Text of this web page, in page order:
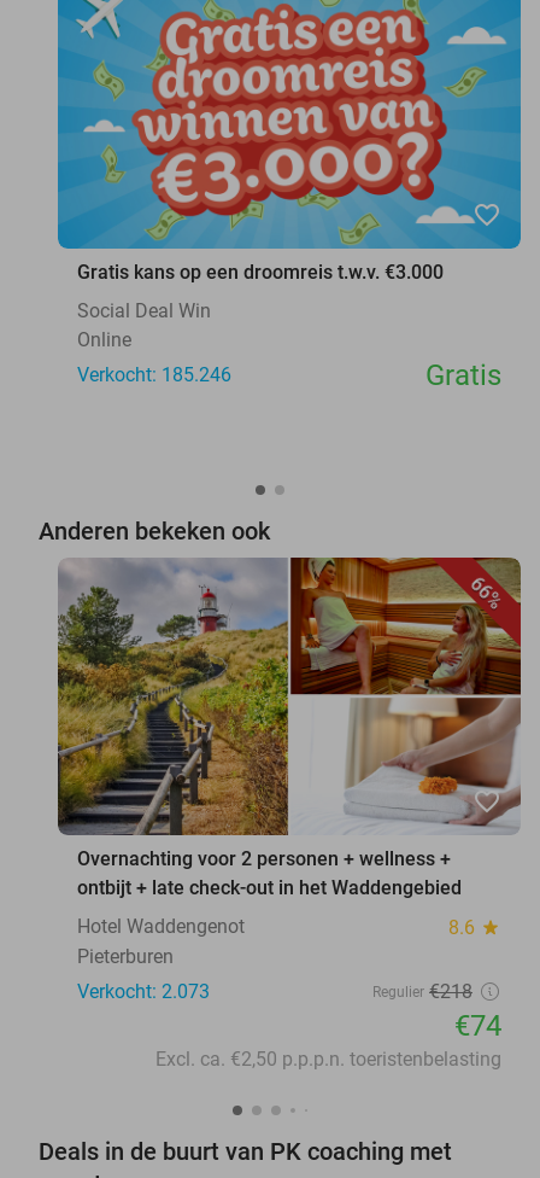
favorite_border
Gratis kans op een droomreis t.w.v. €3.000
Social Deal Win
Online
Verkocht: 185.246
Gratis
Anderen bekeken ook
66%
favorite_border
Overnachting voor 2 personen + wellness +
ontbijt + late check-out in het Waddengebied
Hotel Waddengenot
8.6 star
Pieterburen
Verkocht: 2.073
Regulier €218
€74
Excl. ca. €2,50 p.p.p.n. toeristenbelasting
Deals in de buurt van PK coaching met